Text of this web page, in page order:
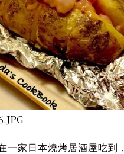
一家日本燒烤居酒屋吃到，